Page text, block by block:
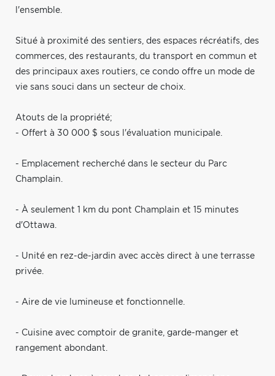
l'ensemble.
Situé à proximité des sentiers, des espaces récréatifs, des
commerces, des restaurants, du transport en commun et
des principaux axes routiers, ce condo offre un mode de
vie sans souci dans un secteur de choix.
Atouts de la propriété;
- Offert à 30 000 $ sous l'évaluation municipale.
- Emplacement recherché dans le secteur du Parc
Champlain.
- À seulement 1 km du pont Champlain et 15 minutes
d'Ottawa.
- Unité en rez-de-jardin avec accès direct à une terrasse
privée.
- Aire de vie lumineuse et fonctionnelle.
- Cuisine avec comptoir de granite, garde-manger et
rangement abondant.